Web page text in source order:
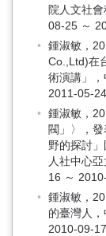
院人文社
08-25 ～
鍾淑敏，
Co.,Ltd)在
術演講」，
2011-05-
鍾淑敏，
閥」〉，
野的探討
人社中心
16 ～
鍾淑敏，
的臺灣人
2010-09-